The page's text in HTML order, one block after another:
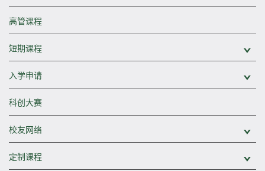
高管课程
短期课程
入学申请
科创大赛
校友网络
定制课程